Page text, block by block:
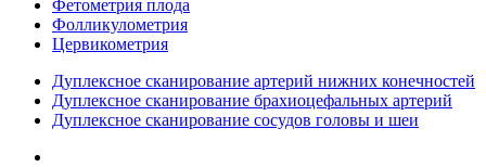
Фетометрия плода
Фолликулометрия
Цервикометрия
Дуплексное сканирование артерий нижних конечностей
Дуплексное сканирование брахиоцефальных артерий
Дуплексное сканирование сосудов головы и шеи